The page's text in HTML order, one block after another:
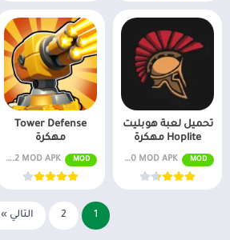
تحميل لعبة هوبليت
Hoplite مهكرة
MOD v2.8.30 MOD APK (مفتوح بريميوم)
Tower Defense
مهكرة
MOD v1.3.2 MOD APK (جواهر غير محدودة)
1
2 التالي »